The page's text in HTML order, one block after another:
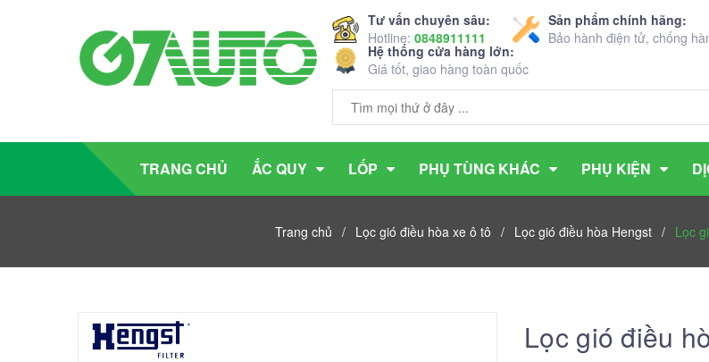
Tư vấn chuyên sâu:
Hotline: 0848911111
Sản phẩm chính hãng:
Bảo hành điện tử, chống
Hệ thống cửa hàng lớn:
Giá tốt, giao hàng toàn quốc
TRANG CHỦ ẮC QUY LỐP PHỤ TÙNG KHÁC PHỤ KIỆN
Trang chủ / Lọc gió điều hòa xe ô tô / Lọc gió điều hòa Hengst / Lọc
Lọc gió điều